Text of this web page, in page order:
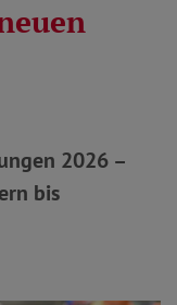
2026 –
bis